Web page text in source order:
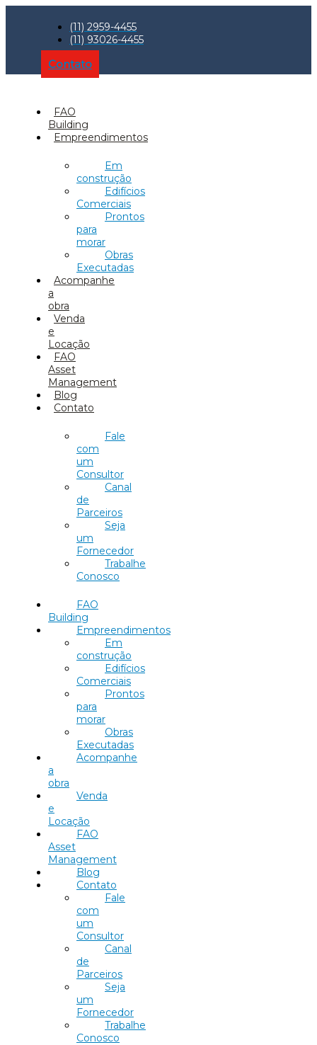
(11) 2959-4455
(11) 93026-4455
Contato
FAO
Building
Empreendimentos
Em
construção
Edifícios
Comerciais
Prontos
para
morar
Obras
Executadas
Acompanhe
a
obra
Venda
e
Locação
FAO
Asset
Management
Blog
Contato
Fale
com
um
Consultor
Canal
de
Parceiros
Seja
um
Fornecedor
Trabalhe
Conosco
FAO
Building
Empreendimentos
Em
construção
Edifícios
Comerciais
Prontos
para
morar
Obras
Executadas
Acompanhe
a
obra
Venda
e
Locação
FAO
Asset
Management
Blog
Contato
Fale
com
um
Consultor
Canal
de
Parceiros
Seja
um
Fornecedor
Trabalhe
Conosco